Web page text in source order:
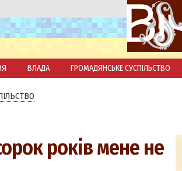
ВЛАДА ГРОМАДЯНСЬКЕ СУСПІЛЬСТВО
років мене не